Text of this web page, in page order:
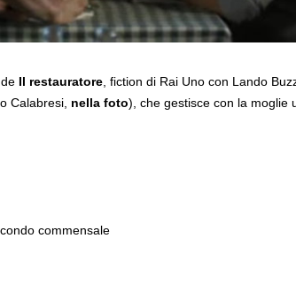
Il restauratore , fiction di Rai Uno con Lando
Calabresi, nella foto), che gestisce con la moglie
commensale